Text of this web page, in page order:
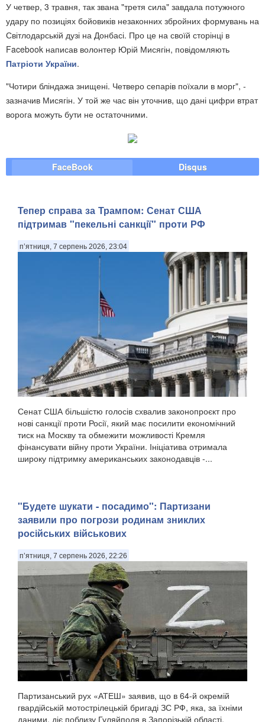
У четвер, 3 травня, так звана "третя сила" завдала потужного
удару по позиціях бойовиків незаконних збройних формувань на
Світлодарській дузі на Донбасі. Про це на своїй сторінці в
Facebook написав волонтер Юрій Мисягін, повідомляють
Патріоти України.
"Чотири бліндажа знищені. Четверо сепарів поїхали в морг", -
зазначив Мисягін. У той же час він уточнив, що дані цифри втрат
ворога можуть бути не остаточними.
FaceBook Disqus
Тепер справа за Трампом: Сенат США
підтримав "пекельні санкції" проти РФ
п’ятниця, 7 серпень 2026, 23:04
Сенат США більшістю голосів схвалив законопроєкт про
нові санкції проти Росії, який має посилити економічний
тиск на Москву та обмежити можливості Кремля
фінансувати війну проти України. Ініціатива отримала
широку підтримку американських законодавців -...
"Будете шукати - посадимо": Партизани
заявили про погрози родинам зниклих
російських військових
п’ятниця, 7 серпень 2026, 22:26
Партизанський рух «АТЕШ» заявив, що в 64-й окремій
гвардійській мотострілецькій бригаді ЗС РФ, яка, за їхніми
даними, діє поблизу Гуляйполя в Запорізькій області,